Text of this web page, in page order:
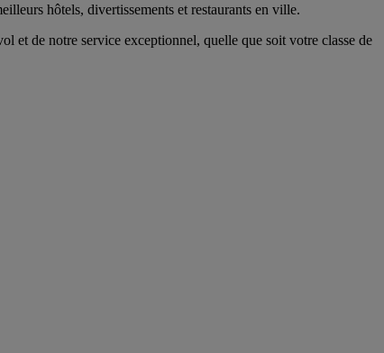
hôtels, divertissements et restaurants en ville.
et de notre service exceptionnel, quelle que soit votre classe de